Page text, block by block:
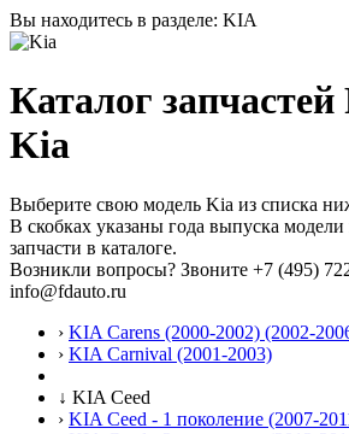
Вы находитесь в разделе: KIA
Каталог
Kia
Выберите свою модель Kia из списка
В скобках указаны года выпуска модели
запчасти в каталоге.
Возникли вопросы? Звоните +7 (495)
info@fdauto.ru
› KIA Carens (2000-2002) (2002-
› KIA Carnival (2001-2003)
↓ KIA Ceed
› KIA Ceed - 1 поколение (2007-